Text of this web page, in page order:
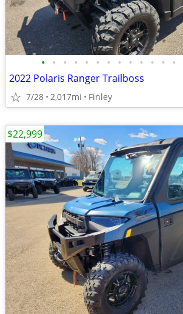
• • • • • • • • • • • • •
2022 Polaris Ranger Trailboss
7/28 2,017mi Finley
$22,999